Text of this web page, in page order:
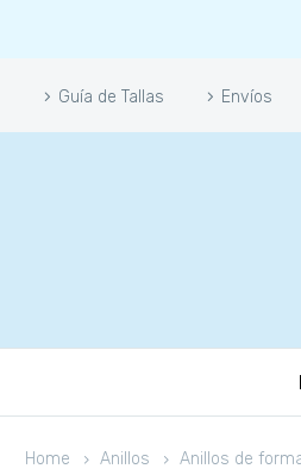
Guía de Tallas Envíos
Home Anillos Anillos de